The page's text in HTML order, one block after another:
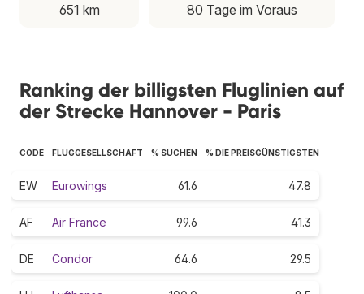
651 km
80 Tage im Voraus
Ranking der billigsten Fluglinien auf
der Strecke Hannover - Paris
CODE FLUGGESELLSCHAFT % SUCHEN % DIE PREISGÜNSTIGSTEN
EW Eurowings 61.6 47.8
AF Air France 99.6 41.3
DE Condor 64.6 29.5